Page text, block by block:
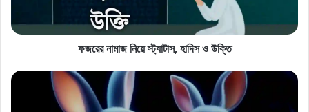
ফজরের নামাজ নিয়ে স্ট্যাটাস, হাদিস ও উক্তি